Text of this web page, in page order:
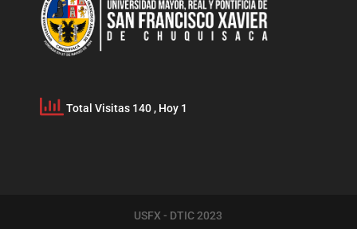
Total Visitas 140 , Hoy 1
USFX - DTIC 2023